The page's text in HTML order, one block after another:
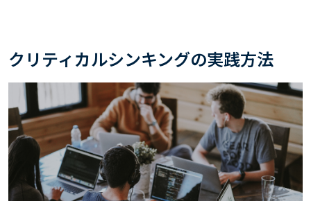
クリティカルシンキングの実践方法